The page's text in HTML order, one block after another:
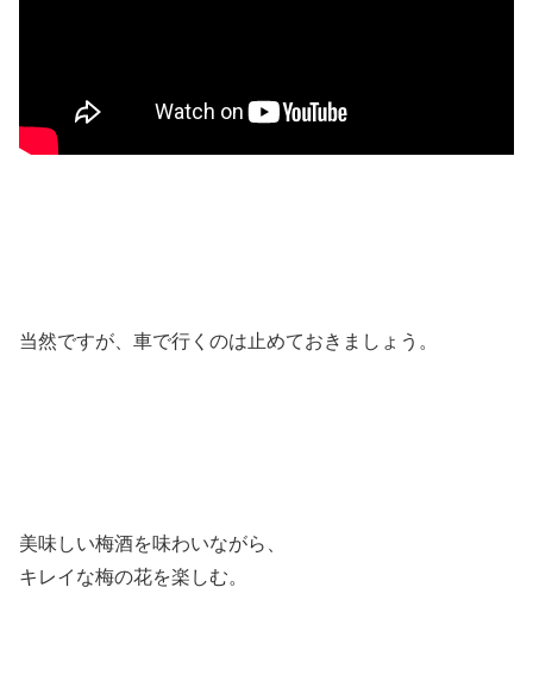
当然ですが、車で行くのは止めておきましょう。
美味しい梅酒を味わいながら、
キレイな梅の花を楽しむ。